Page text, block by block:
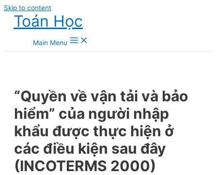
Skip to content
Toán Học
Main Menu
“Quyền về vận tải và bảo
hiểm” của người nhập
khẩu được thực hiện ở
các điều kiện sau đây
(INCOTERMS 2000)